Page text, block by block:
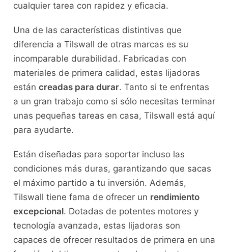
cualquier tarea con rapidez y eficacia.
Una de las características distintivas que
diferencia a Tilswall de otras marcas es su
incomparable durabilidad. Fabricadas con
materiales de primera calidad, estas lijadoras
están creadas para durar. Tanto si te enfrentas
a un gran trabajo como si sólo necesitas terminar
unas pequeñas tareas en casa, Tilswall está aquí
para ayudarte.
Están diseñadas para soportar incluso las
condiciones más duras, garantizando que sacas
el máximo partido a tu inversión. Además,
Tilswall tiene fama de ofrecer un rendimiento
excepcional. Dotadas de potentes motores y
tecnología avanzada, estas lijadoras son
capaces de ofrecer resultados de primera en una